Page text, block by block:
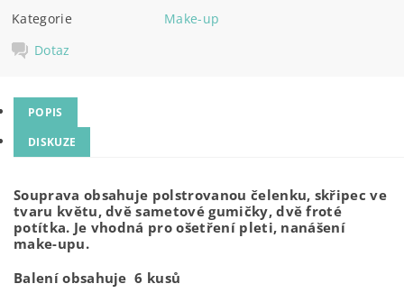
Kategorie
Make-up
Dotaz
POPIS
DISKUZE
Souprava obsahuje polstrovanou čelenku, skřipec ve
tvaru květu, dvě sametové gumičky, dvě froté
potítka. Je vhodná pro ošetření pleti, nanášení
make-upu.
Balení obsahuje 6 kusů